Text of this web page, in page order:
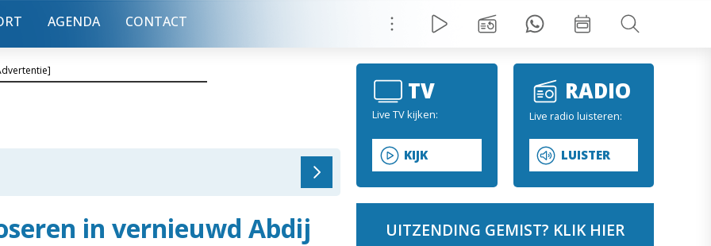
AGENDA CONTACT
in vernieuwd Abdij
TV
Live TV kijken:
KIJK
RADIO
Live radio luisteren:
LUISTER
UITZENDING GEMIST? KLIK HIER